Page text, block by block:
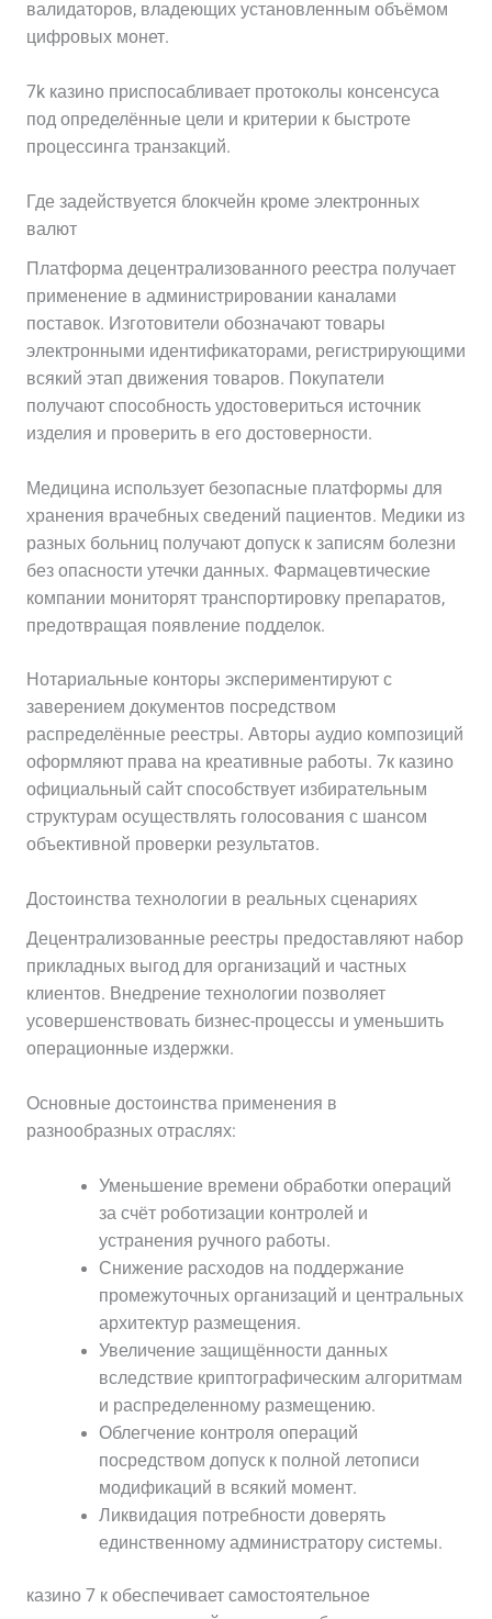
валидаторов, владеющих установленным объёмом
цифровых монет.
7k казино приспосабливает протоколы консенсуса
под определённые цели и критерии к быстроте
процессинга транзакций.
Где задействуется блокчейн кроме электронных
валют
Платформа децентрализованного реестра получает
применение в администрировании каналами
поставок. Изготовители обозначают товары
электронными идентификаторами, регистрирующими
всякий этап движения товаров. Покупатели
получают способность удостовериться источник
изделия и проверить в его достоверности.
Медицина использует безопасные платформы для
хранения врачебных сведений пациентов. Медики из
разных больниц получают допуск к записям болезни
без опасности утечки данных. Фармацевтические
компании мониторят транспортировку препаратов,
предотвращая появление подделок.
Нотариальные конторы экспериментируют с
заверением документов посредством
распределённые реестры. Авторы аудио композиций
оформляют права на креативные работы. 7к казино
официальный сайт способствует избирательным
структурам осуществлять голосования с шансом
объективной проверки результатов.
Достоинства технологии в реальных сценариях
Децентрализованные реестры предоставляют набор
прикладных выгод для организаций и частных
клиентов. Внедрение технологии позволяет
усовершенствовать бизнес-процессы и уменьшить
операционные издержки.
Основные достоинства применения в
разнообразных отраслях:
Уменьшение времени обработки операций
за счёт роботизации контролей и
устранения ручного работы.
Снижение расходов на поддержание
промежуточных организаций и центральных
архитектур размещения.
Увеличение защищённости данных
вследствие криптографическим алгоритмам
и распределенному размещению.
Облегчение контроля операций
посредством допуск к полной летописи
модификаций в всякий момент.
Ликвидация потребности доверять
единственному администратору системы.
казино 7 к обеспечивает самостоятельное